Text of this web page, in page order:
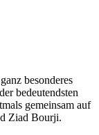
besonderes
bedeutendsten
gemeinsam auf
Ziad Bourji.